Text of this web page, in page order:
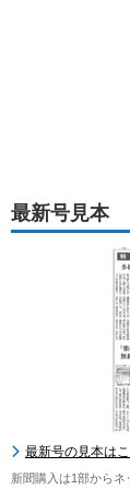
最新号見本
最新号の見本は
新聞購入は1部からネ